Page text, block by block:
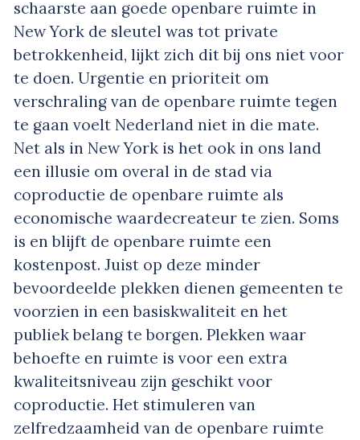
schaarste aan goede openbare ruimte in
New York de sleutel was tot private
betrokkenheid, lijkt zich dit bij ons niet voor
te doen. Urgentie en prioriteit om
verschraling van de openbare ruimte tegen
te gaan voelt Nederland niet in die mate.
Net als in New York is het ook in ons land
een illusie om overal in de stad via
coproductie de openbare ruimte als
economische waardecreateur te zien. Soms
is en blijft de openbare ruimte een
kostenpost. Juist op deze minder
bevoordeelde plekken dienen gemeenten te
voorzien in een basiskwaliteit en het
publiek belang te borgen. Plekken waar
behoefte en ruimte is voor een extra
kwaliteitsniveau zijn geschikt voor
coproductie. Het stimuleren van
zelfredzaamheid van de openbare ruimte